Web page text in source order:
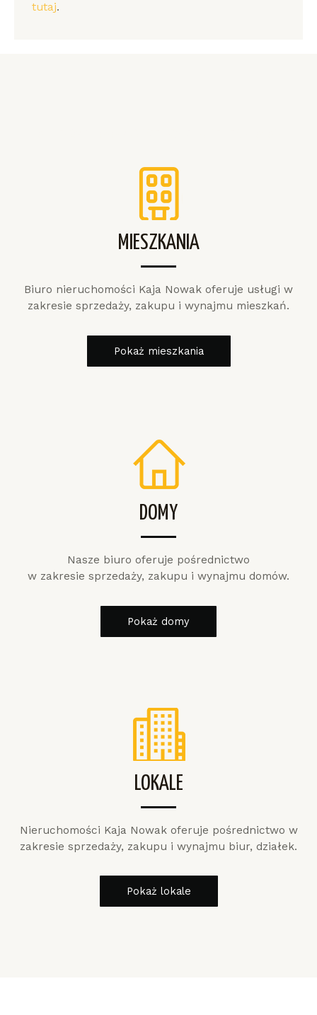
tutaj.
MIESZKANIA
Biuro nieruchomości Kaja Nowak oferuje usługi w
zakresie sprzedaży, zakupu i wynajmu mieszkań.
Pokaż mieszkania
DOMY
Nasze biuro oferuje pośrednictwo
w zakresie sprzedaży, zakupu i wynajmu domów.
Pokaż domy
LOKALE
Nieruchomości Kaja Nowak oferuje pośrednictwo w
zakresie sprzedaży, zakupu i wynajmu biur, działek.
Pokaż lokale